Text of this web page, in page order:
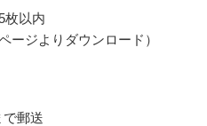
枚以内
ージよりダウンロード）
郵送